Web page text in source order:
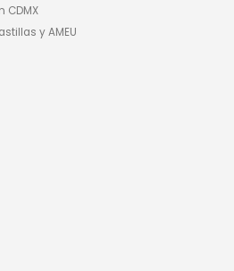
CDMX
y AMEU